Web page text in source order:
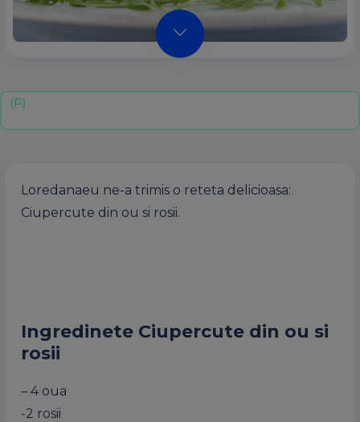
Loredanaeu ne-a trimis o reteta delicioasa:
Ciupercute din ou si rosii.
Ingredinete Ciupercute din ou si
rosii
– 4 oua
-2 rosii